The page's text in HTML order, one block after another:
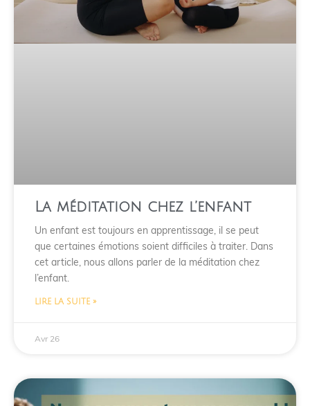
La méditation chez l’enfant
Un enfant est toujours en apprentissage, il se peut
que certaines émotions soient difficiles à traiter. Dans
cet article, nous allons parler de la méditation chez
l’enfant.
LIRE LA SUITE »
Avr 26